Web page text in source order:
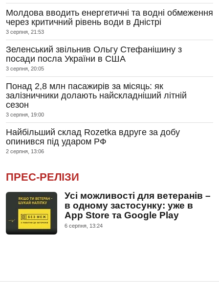
Молдова вводить енергетичні та водні обмеження
через критичний рівень води в Дністрі
3 серпня, 21:53
Зеленський звільнив Ольгу Стефанішину з
посади посла України в США
3 серпня, 20:05
Понад 2,8 млн пасажирів за місяць: як
залізничники долають найскладніший літній
сезон
3 серпня, 19:00
Найбільший склад Rozetka вдруге за добу
опинився під ударом РФ
2 серпня, 13:06
ПРЕС-РЕЛІЗИ
Усі можливості для ветеранів –
в одному застосунку: уже в
App Store та Google Play
6 серпня, 13:24